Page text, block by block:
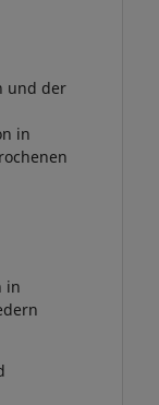
und der
in
in